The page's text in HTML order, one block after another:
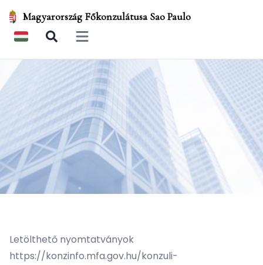
Magyarország Főkonzulátusa Sao Paulo
Open main menu
Letölthető nyomtatványok
https://konzinfo.mfa.gov.hu/konzuli-